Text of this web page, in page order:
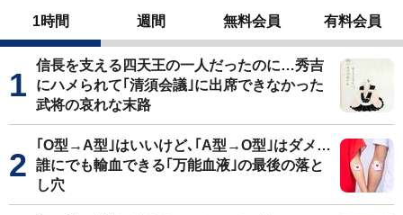
1時間 週間 無料会員 有料会員
信長を支える四天王の一人だったのに…秀吉
にハメられて｢清須会議｣に出席できなかった
武将の哀れな末路
｢O型→A型｣はいいけど､｢A型→O型｣はダメ…
誰にでも輸血できる｢万能血液｣の最後の落と
し穴